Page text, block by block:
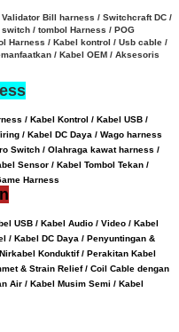
Bill harness / Switchcraft DC /
/ tombol Harness / POG
Harness / Kabel kontrol / Usb cable /
/ Kabel OEM / Aksesoris
/ Kabel Kontrol / Kabel USB /
/ Kabel DC Daya / Wago harness
Switch / Olahraga kawat harness /
Sensor / Kabel Tombol Tekan /
Harness
USB / Kabel Audio / Video / Kabel
/ Kabel DC Daya / Penyuntingan &
Konduktif / Perakitan Kabel
& Strain Relief / Coil Cable dengan
Air / Kabel Musim Semi / Kabel